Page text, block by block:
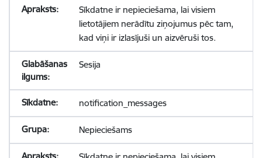
Sīkdatne ir nepieciešama, lai visiem
lietotājiem nerādītu ziņojumus pēc tam,
kad viņi ir izlasījuši un aizvēruši tos.
Sesija
notification_messages
Nepieciešams